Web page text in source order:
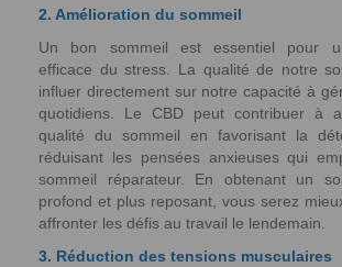
2. Amélioration du sommeil
Un bon sommeil est essentiel pour
efficace du stress. La qualité de notre
influer directement sur notre capacité à
quotidiens. Le CBD peut contribuer à
qualité du sommeil en favorisant la
réduisant les pensées anxieuses qui
sommeil réparateur. En obtenant un
profond et plus reposant, vous serez
affronter les défis au travail le lendemain.
3. Réduction des tensions musculaires